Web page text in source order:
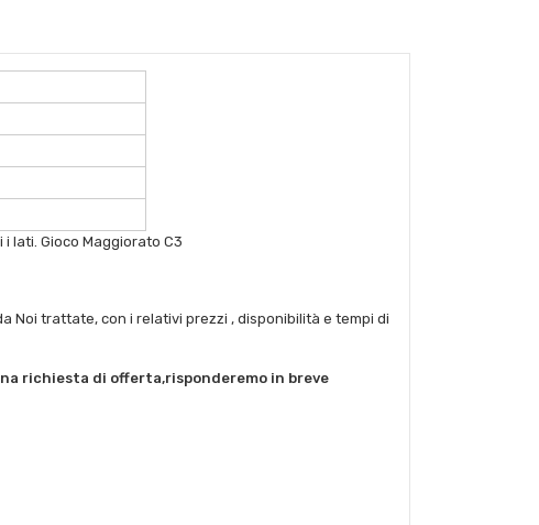
lati. Gioco Maggiorato C3
Noi trattate, con i relativi prezzi , disponibilità e tempi di
richiesta di offerta,risponderemo in breve